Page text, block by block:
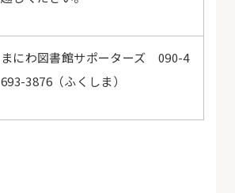
まにわ図書館サポーターズ 090-4
693-3876（ふくしま）